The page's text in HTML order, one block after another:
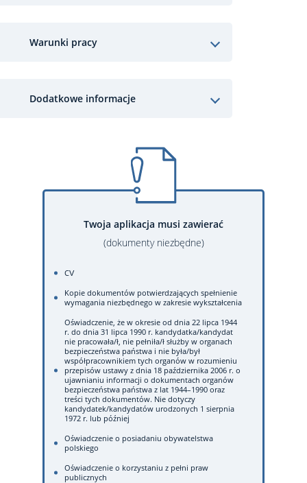
Warunki pracy
Dodatkowe informacje
Twoja aplikacja musi zawierać
(dokumenty niezbędne)
CV
Kopie dokumentów potwierdzających spełnienie
wymagania niezbędnego w zakresie wykształcenia
Oświadczenie, że w okresie od dnia 22 lipca 1944
r. do dnia 31 lipca 1990 r. kandydatka/kandydat
nie pracowała/ł, nie pełniła/ł służby w organach
bezpieczeństwa państwa i nie była/był
współpracownikiem tych organów w rozumieniu
przepisów ustawy z dnia 18 października 2006 r. o
ujawnianiu informacji o dokumentach organów
bezpieczeństwa państwa z lat 1944–1990 oraz
treści tych dokumentów. Nie dotyczy
kandydatek/kandydatów urodzonych 1 sierpnia
1972 r. lub później
Oświadczenie o posiadaniu obywatelstwa
polskiego
Oświadczenie o korzystaniu z pełni praw
publicznych